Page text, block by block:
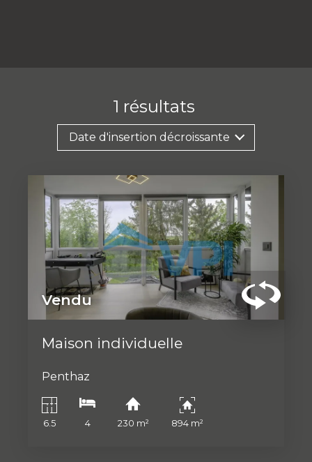
1 résultats
Date d'insertion décroissante
Vendu
Maison individuelle
Penthaz
6.5 4 230 m² 894 m²